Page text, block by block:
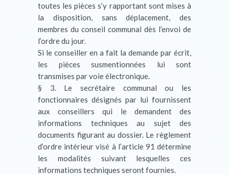
toutes les pièces s’y rapportant sont mises à
la disposition, sans déplacement, des
membres du conseil communal dès l’envoi de
l’ordre du jour.
Si le conseiller en a fait la demande par écrit,
les pièces susmentionnées lui sont
transmises par voie électronique.
§ 3. Le secrétaire communal ou les
fonctionnaires désignés par lui fournissent
aux conseillers qui le demandent des
informations techniques au sujet des
documents figurant au dossier. Le règlement
d’ordre intérieur visé à l’article 91 détermine
les modalités suivant lesquelles ces
informations techniques seront fournies.